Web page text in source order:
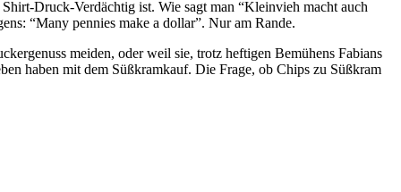
Druck-Verdächtig ist. Wie sagt man “Kleinvieh macht auch
“Many pennies make a dollar”. Nur am Rande.
meiden, oder weil sie, trotz heftigen Bemühens Fabians
haben mit dem Süßkramkauf. Die Frage, ob Chips zu Süßkram